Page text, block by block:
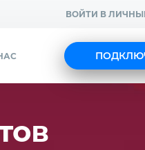
ВОЙТИ В